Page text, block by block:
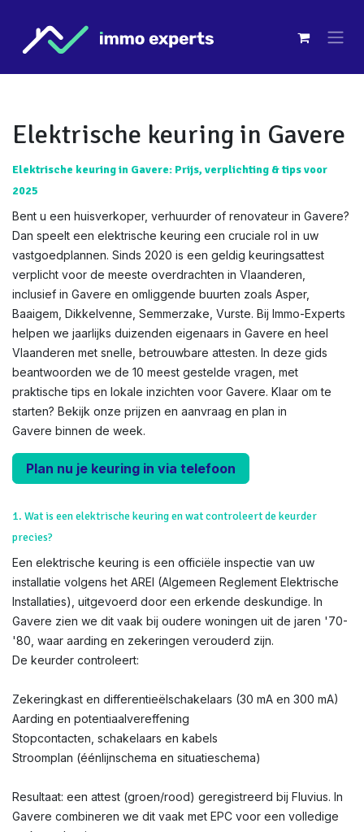
Elektrische keuring in Gavere
Elektrische keuring in Gavere: Prijs, verplichting & tips voor
2025
Bent u een huisverkoper, verhuurder of renovateur in Gavere?
Dan speelt een elektrische keuring een cruciale rol in uw
vastgoedplannen. Sinds 2020 is een geldig keuringsattest
verplicht voor de meeste overdrachten in Vlaanderen,
inclusief in Gavere en omliggende buurten zoals Asper,
Baaigem, Dikkelvenne, Semmerzake, Vurste. Bij Immo-Experts
helpen we jaarlijks duizenden eigenaars in Gavere en heel
Vlaanderen met snelle, betrouwbare attesten. In deze gids
beantwoorden we de 10 meest gestelde vragen, met
praktische tips en lokale inzichten voor Gavere. Klaar om te
starten? Bekijk onze prijzen en aanvraag en plan in
Gavere binnen de week.
Plan nu je keuring in via telefoon
1. Wat is een elektrische keuring en wat controleert de keurder
precies?
Een elektrische keuring is een officiële inspectie van uw
installatie volgens het AREI (Algemeen Reglement Elektrische
Installaties), uitgevoerd door een erkende deskundige. In
Gavere zien we dit vaak bij oudere woningen uit de jaren '70-
'80, waar aarding en zekeringen verouderd zijn.
De keurder controleert:
Zekeringkast en differentieëlschakelaars (30 mA en 300 mA)
Aarding en potentiaalvereffening
Stopcontacten, schakelaars en kabels
Stroomplan (éénlijnschema en situatieschema)
Resultaat: een attest (groen/rood) geregistreerd bij Fluvius. In
Gavere combineren we dit vaak met EPC voor een volledige